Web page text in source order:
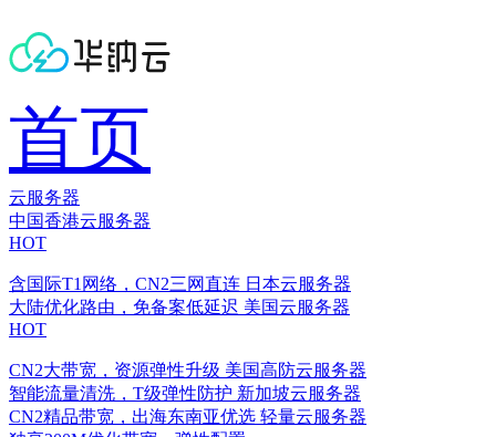
首页
云服务器
中国香港云服务器
HOT
含国际T1网络，CN2三网直连 日本云服务器
大陆优化路由，免备案低延迟 美国云服务器
HOT
CN2大带宽，资源弹性升级 美国高防云服务器
智能流量清洗，T级弹性防护 新加坡云服务器
CN2精品带宽，出海东南亚优选 轻量云服务器